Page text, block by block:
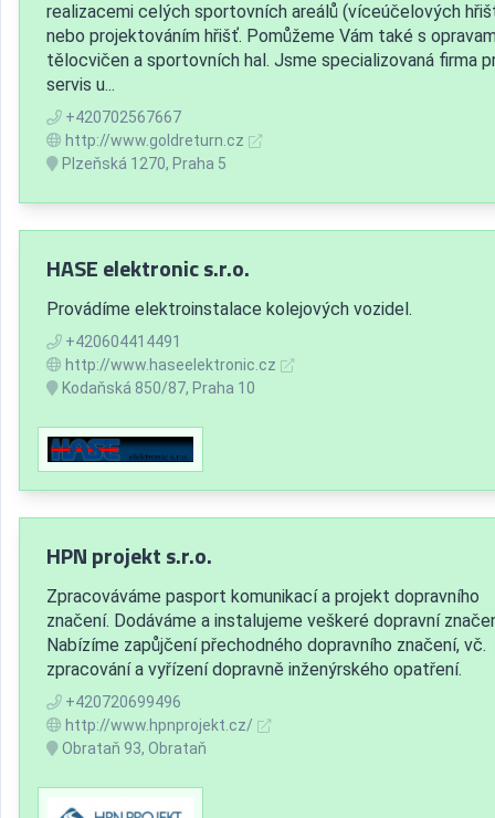
realizacemi celých sportovních areálů (víceúčelových
nebo projektováním hřišť. Pomůžeme Vám také s
tělocvičen a sportovních hal. Jsme specializovaná firma
servis u...
+420702567667
http://www.goldreturn.cz
Plzeňská 1270, Praha 5
HASE elektronic s.r.o.
Provádíme elektroinstalace kolejových vozidel.
+420604414491
http://www.haseelektronic.cz
Kodaňská 850/87, Praha 10
HPN projekt s.r.o.
Zpracováváme pasport komunikací a projekt dopravního
značení. Dodáváme a instalujeme veškeré dopravní
Nabízíme zapůjčení přechodného dopravního značení, vč.
zpracování a vyřízení dopravně inženýrského opatření.
+420720699496
http://www.hpnprojekt.cz/
Obrataň 93, Obrataň